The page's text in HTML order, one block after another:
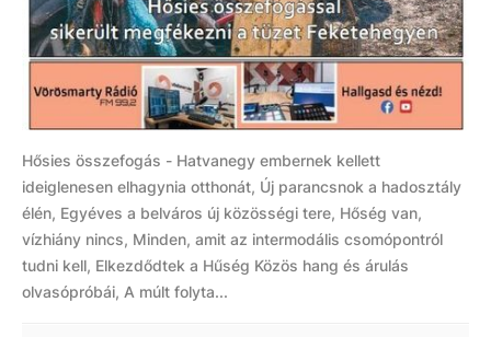
Hősies összefogás - Hatvanegy embernek kellett
ideiglenesen elhagynia otthonát, Új parancsnok a hadosztály
élén, Egyéves a belváros új közösségi tere, Hőség van,
vízhiány nincs, Minden, amit az intermodális csomópontról
tudni kell, Elkezdődtek a Hűség Közös hang és árulás
olvasópróbái, A múlt folyta...